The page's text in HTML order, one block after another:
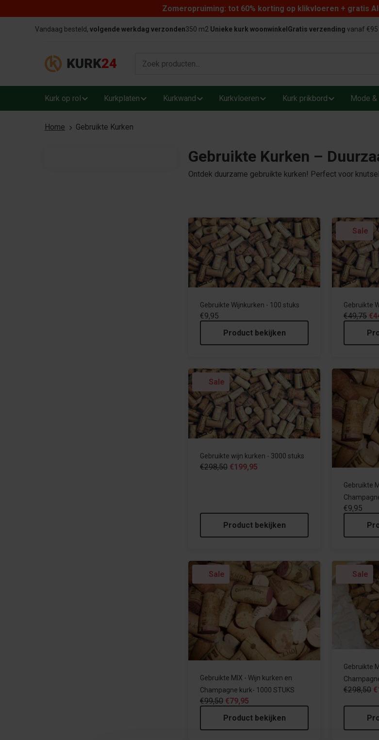
Zomeropruiming: tot 60% korting op klikvloeren + gratis
Vandaag besteld, volgende werkdag verzonden350 m2 Unieke kurk woonwinkel Gratis verzending vanaf €95
Kurk op rol Kurkplaten Kurkwand Kurkvloeren Kurk prikbord Mode
Home Gebruikte Kurken
Gebruikte Kurken –
Ontdek duurzame gebruikte kurken! Perfect voor
Gebruikte Wijnkurken - 100 stuks
€9,95
Product bekijken
Sale
Gebruikte
€49,75
Sale
Gebruikte wijn kurken - 3000 stuks
€298,50 €199,95
Product bekijken
Gebruikte
€9,95
Sale
Gebruikte MIX - Wijn kurken en
Champagne kurk- 1000 STUKS
€99,50 €79,95
Product bekijken
Sale
Gebruikte
€298,50